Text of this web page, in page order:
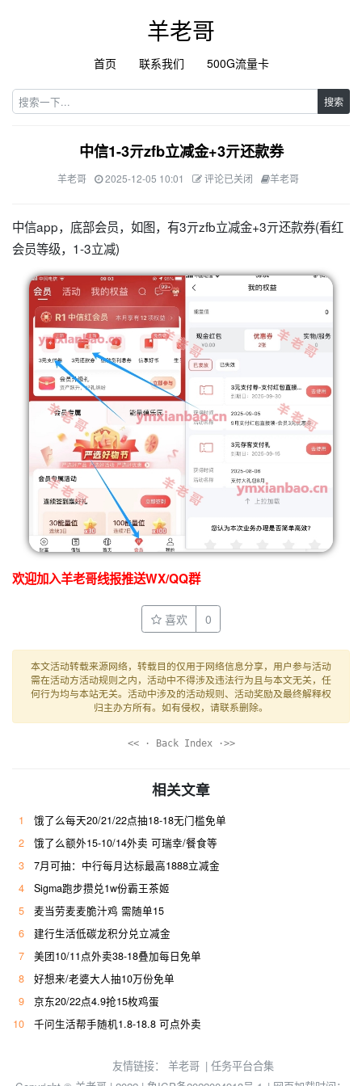
羊老哥
首页 联系我们 500G流量卡
搜索
中信1-3亓zfb立减金+3亓还款券
羊老哥 2025-12-05 10:01 评论已关闭 羊老哥
中信app，底部会员，如图，有3亓zfb立减金+3亓还款券(看红
会员等级，1-3立减)
欢迎加入羊老哥线报推送WX/QQ群
喜欢 0
本文活动转载来源网络，转载目的仅用于网络信息分享，用户参与活动
需在活动方活动规则之内，活动中不得涉及违法行为且与本文无关，任
何行为均与本站无关。活动中涉及的活动规则、活动奖励及最终解释权
归主办方所有。如有侵权，请联系删除。
<< · Back Index ·>>
相关文章
1
饿了么每天20/21/22点抽18-18无门槛免单
2
饿了么额外15-10/14外卖 可瑞幸/餐食等
3
7月可抽：中行每月达标最高1888立减金
4
Sigma跑步攒兑1w份霸王茶姬
5
麦当劳麦麦脆汁鸡 需随单15
6
建行生活低碳龙积分兑立减金
7
美团10/11点外卖38-18叠加每日免单
8
好想来/老婆大人抽10万份免单
9
京东20/22点4.9抢15枚鸡蛋
10
千问生活帮手随机1.8-18.8 可点外卖
友情链接： 羊老哥 | 任务平台合集